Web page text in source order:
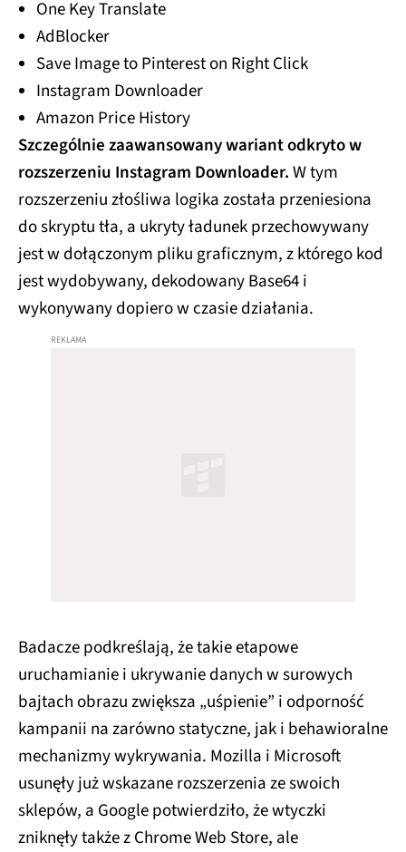
One Key Translate
AdBlocker
Save Image to Pinterest on Right Click
Instagram Downloader
Amazon Price History
Szczególnie zaawansowany wariant odkryto w
rozszerzeniu Instagram Downloader.W tym
rozszerzeniu złośliwa logika została przeniesiona
do skryptu tła, a ukryty ładunek przechowywany
jest w dołączonym pliku graficznym, z którego kod
jest wydobywany, dekodowany Base64 i
wykonywany dopiero w czasie działania.
Badacze podkreślają, że takie etapowe
uruchamianie i ukrywanie danych w surowych
bajtach obrazu zwiększa „uśpienie” i odporność
kampanii na zarówno statyczne, jak i behawioralne
mechanizmy wykrywania. Mozilla i Microsoft
usunęły już wskazane rozszerzenia ze swoich
sklepów, a Google potwierdziło, że wtyczki
zniknęły także z Chrome Web Store, ale